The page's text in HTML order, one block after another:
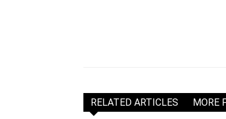
RELATED ARTICLES MORE